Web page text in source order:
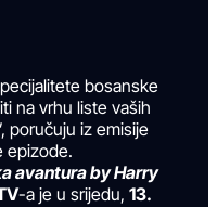
bosanske
na vrhu liste vaših
poručuju iz emisije
epizode.
avantura by Harry
-a je u srijedu, 13.